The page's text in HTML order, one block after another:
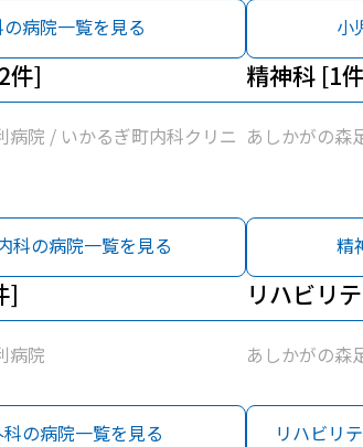
病院一覧を見る 小
件]
病院 / いかるぎ町内科クリニ
科の病院一覧を見る
精神科 [1
あしかがの森
精
]
病院
の病院一覧を見る
リハビリ
あしかがの森
リハビリ